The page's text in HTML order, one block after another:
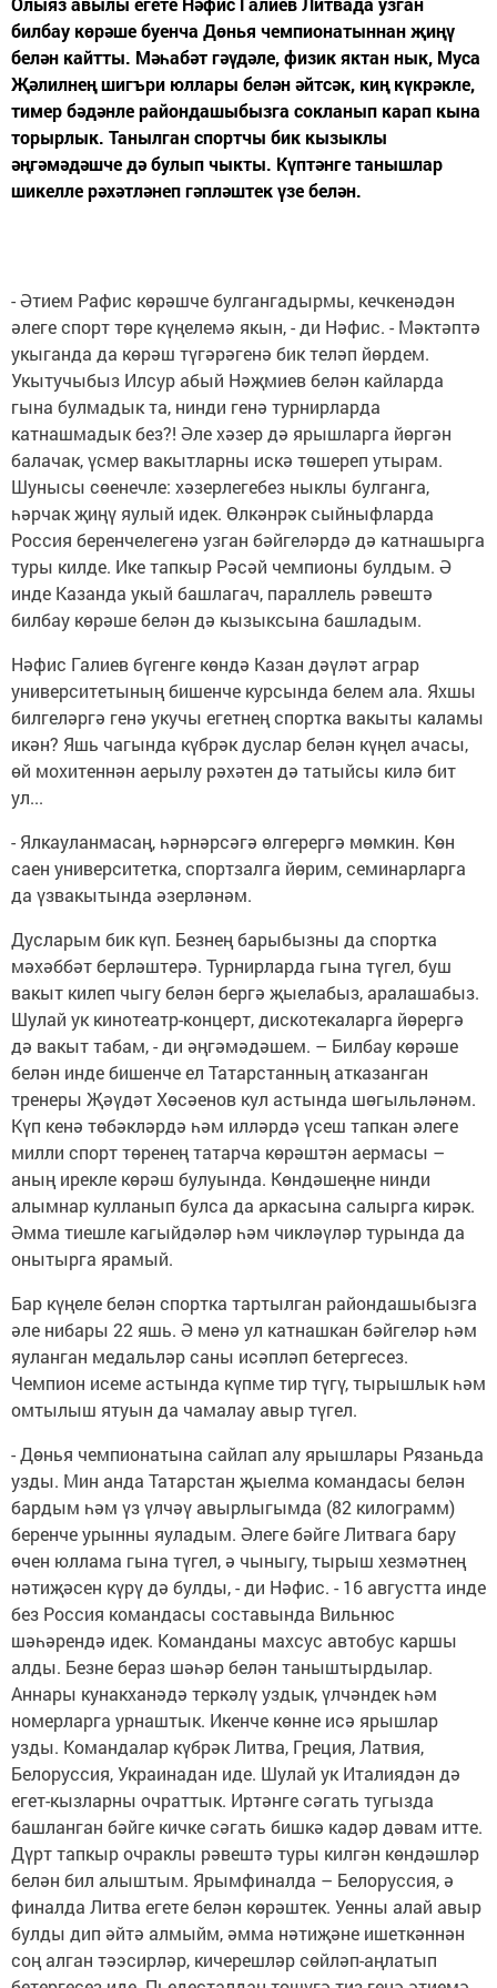
билбау көрәше буенча Дөнья чемпионатыннан җиңү
белән кайтты. Мәһабәт гәүдәле, физик яктан нык, Муса
Җәлилнең шигъри юллары белән әйтсәк, киң күкрәкле,
тимер бәдәнле райондашыбызга сокланып карап кына
торырлык. Танылган спортчы бик кызыклы
әңгәмәдәшче дә булып чыкты. Күптәнге танышлар
шикелле рәхәтләнеп гәпләштек үзе белән.
- Әтием Рафис көрәшче булгангадырмы, кечкенәдән
әлеге спорт төре күңелемә якын, - ди Нәфис. - Мәктәптә
укыганда да көрәш түгәрәгенә бик теләп йөрдем.
Укытучыбыз Илсур абый Нәҗмиев белән кайларда
гына булмадык та, нинди генә турнирларда
катнашмадык без?! Әле хәзер дә ярышларга йөргән
балачак, үсмер вакытларны искә төшереп утырам.
Шунысы сөенечле: хәзерлегебез ныклы булганга,
һәрчак җиңү яулый идек. Өлкәнрәк сыйныфларда
Россия беренчелегенә узган бәйгеләрдә дә катнашырга
туры килде. Ике тапкыр Рәсәй чемпионы булдым. Ә
инде Казанда укый башлагач, параллель рәвештә
билбау көрәше белән дә кызыксына башладым.
Нәфис Галиев бүгенге көндә Казан дәүләт аграр
университетының бишенче курсында белем ала. Яхшы
билгеләргә генә укучы егетнең спортка вакыты каламы
икән? Яшь чагында күбрәк дуслар белән күңел ачасы,
өй мохитеннән аерылу рәхәтен дә татыйсы килә бит
ул...
- Ялкауланмасаң, һәрнәрсәгә өлгерергә мөмкин. Көн
саен университетка, спортзалга йөрим, семинарларга
да үзвакытында әзерләнәм.
Дусларым бик күп. Безнең барыбызны да спортка
мәхәббәт берләштерә. Турнирларда гына түгел, буш
вакыт килеп чыгу белән бергә җыелабыз, аралашабыз.
Шулай ук кинотеатр-концерт, дискотекаларга йөрергә
дә вакыт табам, - ди әңгәмәдәшем. – Билбау көрәше
белән инде бишенче ел Татарстанның атказанган
тренеры Җәүдәт Хөсәенов кул астында шөгыльләнәм.
Күп кенә төбәкләрдә һәм илләрдә үсеш тапкан әлеге
милли спорт төренең татарча көрәштән аермасы –
аның ирекле көрәш булуында. Көндәшеңне нинди
алымнар кулланып булса да аркасына салырга кирәк.
Әмма тиешле кагыйдәләр һәм чикләүләр турында да
онытырга ярамый.
Бар күңеле белән спортка тартылган райондашыбызга
әле нибары 22 яшь. Ә менә ул катнашкан бәйгеләр һәм
яуланган медальләр саны исәпләп бетергесез.
Чемпион исеме астында күпме тир түгү, тырышлык һәм
омтылыш ятуын да чамалау авыр түгел.
- Дөнья чемпионатына сайлап алу ярышлары Рязаньда
узды. Мин анда Татарстан җыелма командасы белән
бардым һәм үз үлчәү авырлыгымда (82 килограмм)
беренче урынны яуладым. Әлеге бәйге Литвага бару
өчен юллама гына түгел, ә чыныгу, тырыш хезмәтнең
нәтиҗәсен күрү дә булды, - ди Нәфис. - 16 августта инде
без Россия командасы составында Вильнюс
шәһәрендә идек. Команданы махсус автобус каршы
алды. Безне бераз шәһәр белән таныштырдылар.
Аннары кунакханәдә теркәлү уздык, үлчәндек һәм
номерларга урнаштык. Икенче көнне исә ярышлар
узды. Командалар күбрәк Литва, Греция, Латвия,
Белоруссия, Украинадан иде. Шулай ук Италиядән дә
егет-кызларны очраттык. Иртәнге сәгать тугызда
башланган бәйге кичке сәгать бишкә кадәр дәвам итте.
Дүрт тапкыр очраклы рәвештә туры килгән көндәшләр
белән бил алыштым. Ярымфиналда – Белоруссия, ә
финалда Литва егете белән көрәштек. Уенны алай авыр
булды дип әйтә алмыйм, әмма нәтиҗәне ишеткәннән
соң алган тәэсирләр, кичерешләр сөйләп-аңлатып